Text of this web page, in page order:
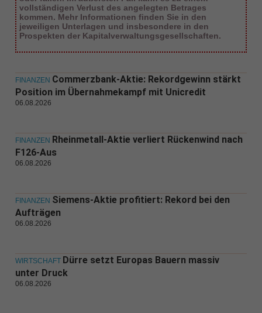
vollständigen Verlust des angelegten Betrages
kommen. Mehr Informationen finden Sie in den
jeweiligen Unterlagen und insbesondere in den
Prospekten der Kapitalverwaltungsgesellschaften.
FINANZEN Commerzbank-Aktie: Rekordgewinn stärkt
Position im Übernahmekampf mit Unicredit
06.08.2026
FINANZEN Rheinmetall-Aktie verliert Rückenwind nach
F126-Aus
06.08.2026
FINANZEN Siemens-Aktie profitiert: Rekord bei den
Aufträgen
06.08.2026
WIRTSCHAFT Dürre setzt Europas Bauern massiv
unter Druck
06.08.2026